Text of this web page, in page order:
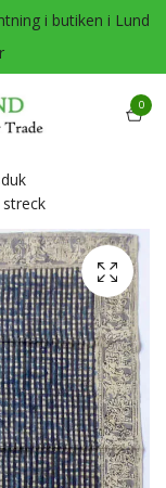
i butiken i Lund
0